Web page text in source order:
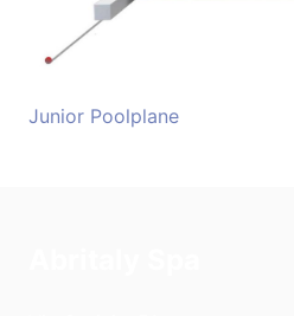
Junior Poolplane